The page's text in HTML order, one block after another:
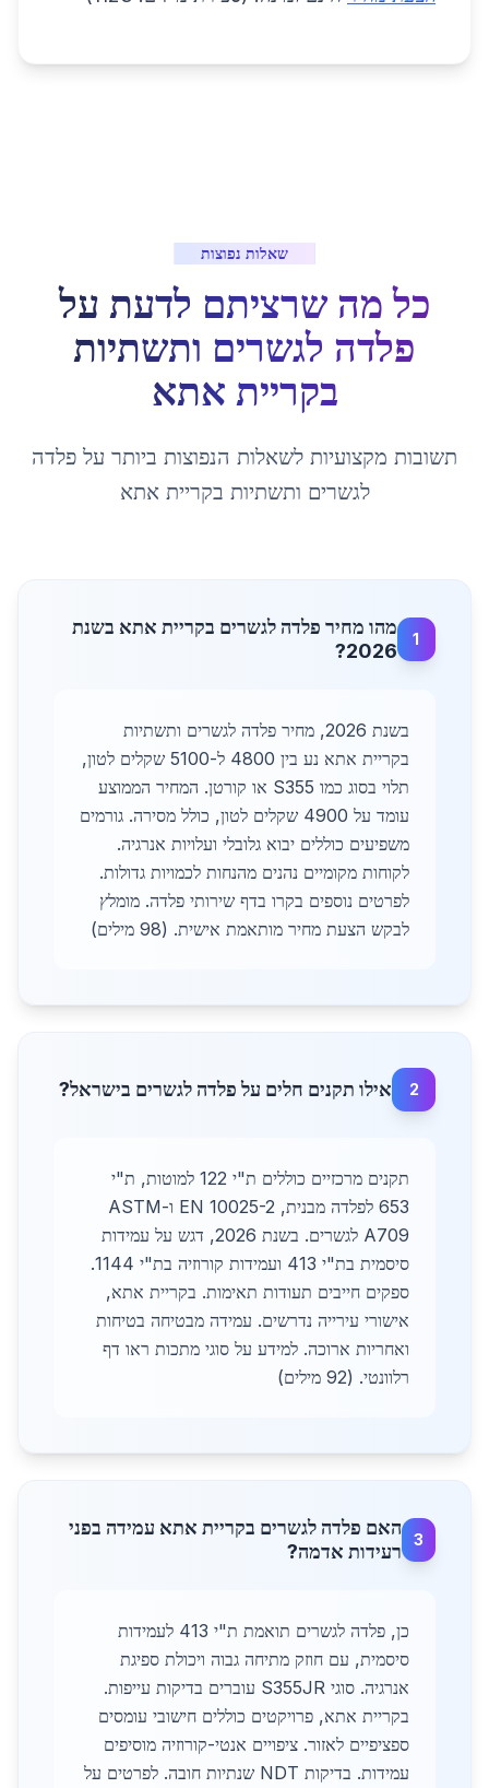
שאלות נפוצות
כל מה שרציתם לדעת על
פלדה לגשרים ותשתיות
בקריית אתא
תשובות מקצועיות לשאלות הנפוצות ביותר על פלדה
לגשרים ותשתיות בקריית אתא
1
מהו מחיר פלדה לגשרים בקריית אתא בשנת
2026?
בשנת 2026, מחיר פלדה לגשרים ותשתיות
בקריית אתא נע בין 4800 ל-5100 שקלים לטון,
תלוי בסוג כמו S355 או קורטן. המחיר הממוצע
עומד על 4900 שקלים לטון, כולל מסירה. גורמים
משפיעים כוללים יבוא גלובלי ועלויות אנרגיה.
לקוחות מקומיים נהנים מהנחות לכמויות גדולות.
לפרטים נוספים בקרו בדף שירותי פלדה. מומלץ
לבקש הצעת מחיר מותאמת אישית. (98 מילים)
2 אילו תקנים חלים על פלדה לגשרים בישראל?
תקנים מרכזיים כוללים ת"י 122 למוטות, ת"י
653 לפלדה מבנית, EN 10025-2 ו-ASTM
A709 לגשרים. בשנת 2026, דגש על עמידות
סיסמית בת"י 413 ועמידות קורוזיה בת"י 1144.
ספקים חייבים תעודות תאימות. בקריית אתא,
אישורי עירייה נדרשים. עמידה מבטיחה בטיחות
ואחריות ארוכה. למידע על סוגי מתכות ראו דף
רלוונטי. (92 מילים)
3
האם פלדה לגשרים בקריית אתא עמידה בפני
רעידות אדמה?
כן, פלדה לגשרים תואמת ת"י 413 לעמידות
סיסמית, עם חוזק מתיחה גבוה ויכולת ספיגת
אנרגיה. סוגי S355JR עוברים בדיקות עייפות.
בקריית אתא, פרויקטים כוללים חישובי עומסים
ספציפיים לאזור. ציפויים אנטי-קורוזיה מוסיפים
עמידות. בדיקות NDT שנתיות חובה. לפרטים על